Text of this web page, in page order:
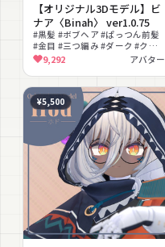
【オリジナル3Dモデル】ビ
ナア〈Binah〉 ver1.0.75
#黒髪 #ボブヘア #ぱっつん前髪
#金目 #三つ編み #ダーク #クー
ル #ミステリアス #セーラー服
#EFBody対応
9,292 アバター
¥5,500